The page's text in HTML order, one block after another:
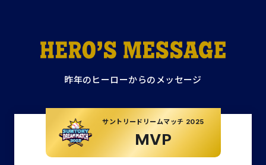
昨年のヒーローからのメッセージ
サントリー ドリームマッチ 2025
MVP